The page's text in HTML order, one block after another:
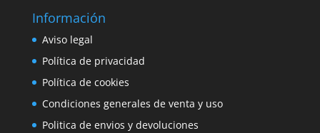
Información
Aviso legal
Política de privacidad
Política de cookies
Condiciones generales de venta y uso
Politica de envios y devoluciones